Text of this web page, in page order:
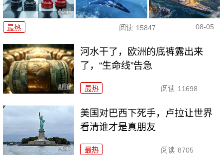
最热 阅读 15847 08-05
河水干了，欧洲的底裤露出来
了，“生命线”告急
最热 阅读 11698
美国对巴西下死手，卢拉让世界
看清谁才是真朋友
最热 阅读 8705